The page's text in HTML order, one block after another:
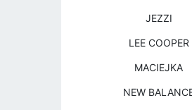
JEZZI
LEE COOPER
MACIEJKA
NEW